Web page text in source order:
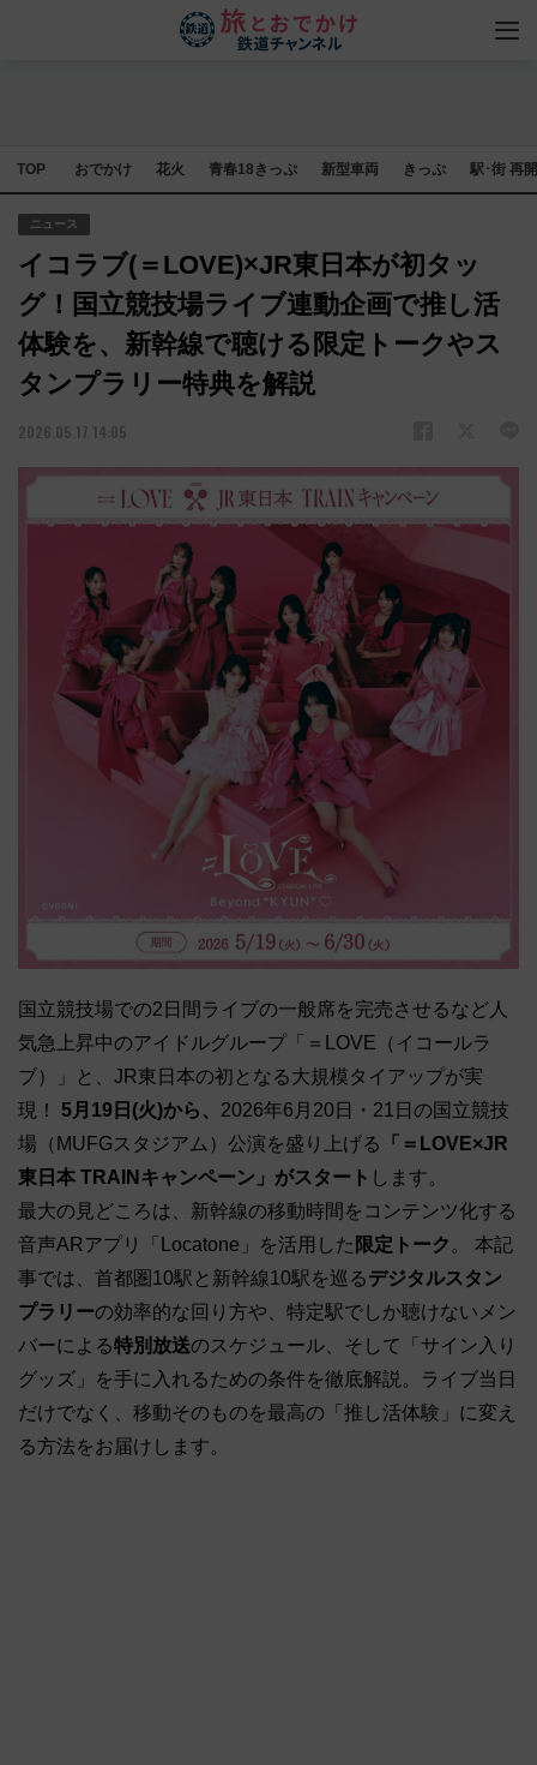
TOP おでかけ 花火 青春18きっぷ 新型車両 きっぷ 駅･街 再
ニュース
イコラブ(＝LOVE)×JR東日本が初タッ
グ！国立競技場ライブ連動企画で推し活
体験を、新幹線で聴ける限定トークやス
タンプラリー特典を解説
2026.05.17 14:05
国立競技場での2日間ライブの一般席を完売させるなど人
気急上昇中のアイドルグループ「＝LOVE（イコールラ
ブ）」と、JR東日本の初となる大規模タイアップが実
現！ 5月19日(火)から、 2026年6月20日・21日の国立競技
場（MUFGスタジアム）公演を盛り上げる
「＝LOVE×JR
東日本 TRAINキャンペーン」がスタート します。
最大の見どころは、新幹線の移動時間をコンテンツ化する
音声ARアプリ「Locatone」を活用した 限定トーク 。 本記
事では、首都圏10駅と新幹線10駅を巡るデジタルスタン
プラリーの効率的な回り方や、特定駅でしか聴けないメン
バーによる特別放送のスケジュール、そして「サイン入り
グッズ」を手に入れるための条件を徹底解説。ライブ当日
だけでなく、移動そのものを最高の「推し活体験」に変え
る方法をお届けします。